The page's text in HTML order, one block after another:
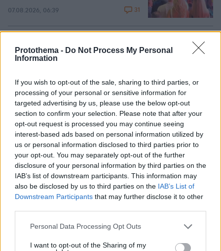
Protothema - Do Not Process My Personal
Information
If you wish to opt-out of the sale, sharing to third parties, or
processing of your personal or sensitive information for
targeted advertising by us, please use the below opt-out
section to confirm your selection. Please note that after your
opt-out request is processed you may continue seeing
interest-based ads based on personal information utilized by
us or personal information disclosed to third parties prior to
your opt-out. You may separately opt-out of the further
disclosure of your personal information by third parties on the
IAB’s list of downstream participants. This information may
also be disclosed by us to third parties on the IAB’s List of
Downstream Participants that may further disclose it to other
Please note that this website/app uses one or more Google
not limited to your visit or usage behaviour. You may click to
Personal Data Processing Opt Outs
I want to opt-out of the Sharing of my
07.08.2026, 06:39 31
συζύγου του Αφγανού: Πώς
γνωρίσαμε τη Λίσα, γιατί υποψιάστηκα
06.08.2026, 12:32 299
Οι τελευταίες ημέρες του κουταβιού
που ζούσε με λύκους στην Κεντρική
Μακεδονία - Γιατί δεν περισυνελέγη
07.08.2026, 07:44 14
Πέθανε το άσπρο κουτάβι που
συμβίωνε με αγέλη λύκων στην
Κεντρική Μακεδονία: Καλό ταξίδι
μικρέ, δείτε βίντεο